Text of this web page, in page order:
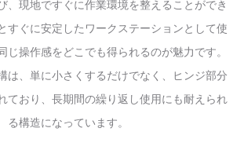
、現地ですぐに作業環境を整えることができ
すぐに安定したワークステーションとして使
じ操作感をどこでも得られるのが魅力です。
は、単に小さくするだけでなく、ヒンジ部分
ており、長期間の繰り返し使用にも耐えられ
る構造になっています。